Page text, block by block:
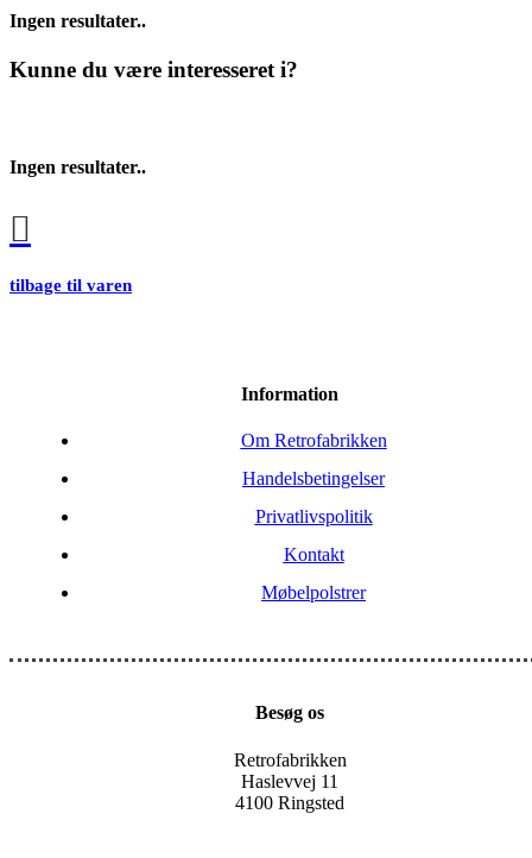
Ingen resultater..
Kunne du være interesseret i?
Ingen resultater..
tilbage til varen
Information
Om Retrofabrikken
Handelsbetingelser
Privatlivspolitik
Kontakt
Møbelpolstrer
Besøg os
Retrofabrikken
Haslevvej 11
4100 Ringsted